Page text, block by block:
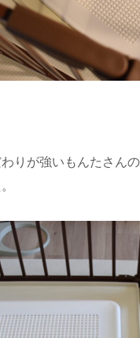
わりが強いもんたさん